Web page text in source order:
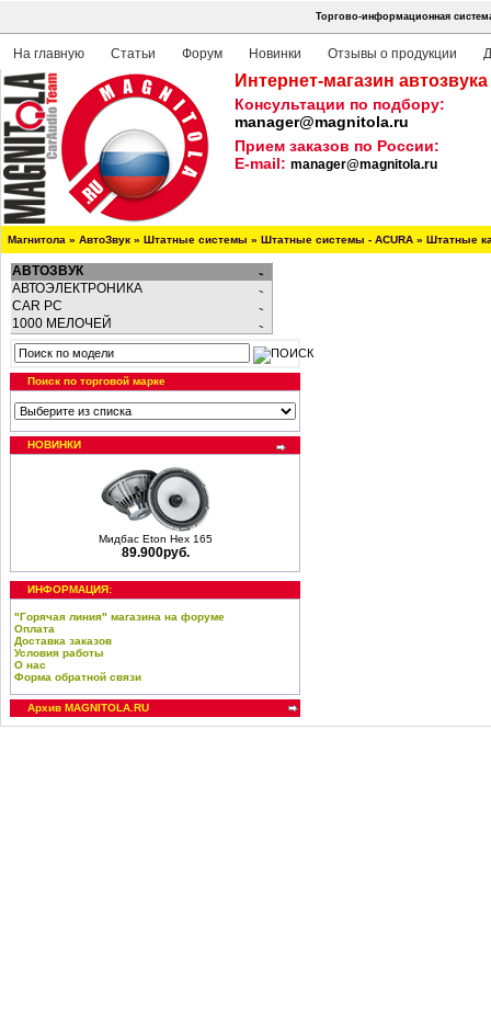
Торгово-информационная
На главную Статьи Форум Новинки Отзывы о продукции
Интернет-магазин
Консультации по подбору:
manager@magnitola.ru
Прием заказов по России:
E-mail: manager@magnitola.ru
Магнитола » АвтоЗвук » Штатные системы » Штатные системы - ACURA » Штатные
АВТОЗВУК
АВТОЭЛЕКТРОНИКА
CAR PC
1000 МЕЛОЧЕЙ
Поиск по торговой марке
НОВИНКИ
Мидбас Eton Hex 165
89.900руб.
ИНФОРМАЦИЯ:
"Горячая линия" магазина на форуме
Оплата
Доставка заказов
Условия работы
О нас
Форма обратной связи
Архив MAGNITOLA.RU